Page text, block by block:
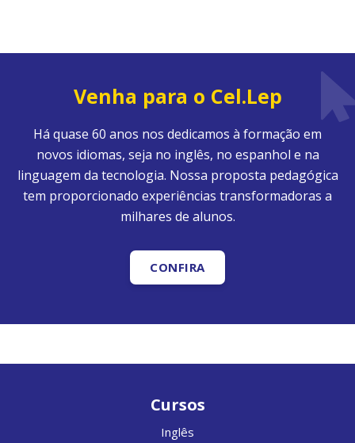
Venha para o Cel.Lep
Há quase 60 anos nos dedicamos à formação em
novos idiomas, seja no inglês, no espanhol e na
linguagem da tecnologia. Nossa proposta pedagógica
tem proporcionado experiências transformadoras a
milhares de alunos.
CONFIRA
Cursos
Inglês